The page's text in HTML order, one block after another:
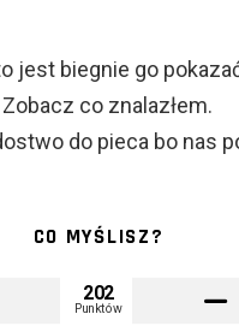
jest biegnie go
co znalazłem.
do pieca bo nas
CO MYŚLISZ?
202
Punktów